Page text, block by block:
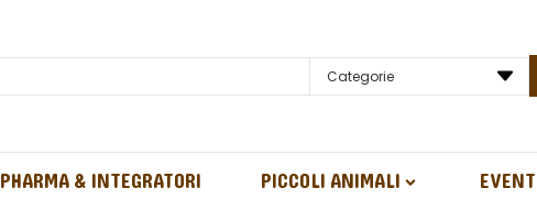
Categorie
PHARMA & INTEGRATORI PICCOLI ANIMALI